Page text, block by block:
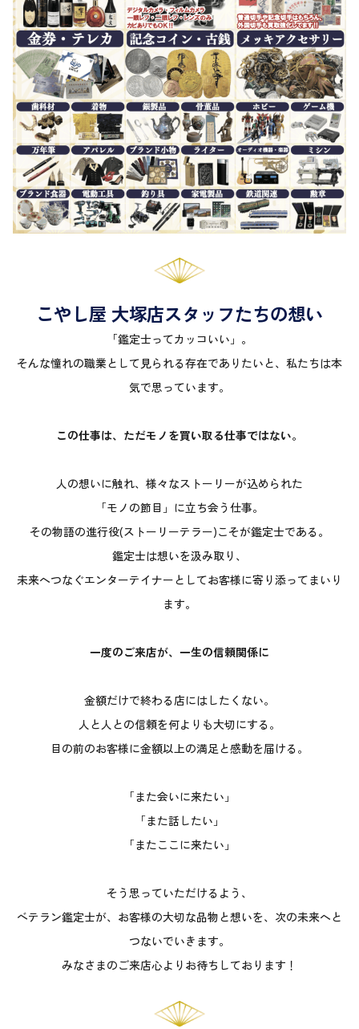
こやし屋 大塚店スタッフたちの想い
「鑑定士ってカッコいい」。
そんな憧れの職業として見られる存在でありたいと、私たちは本
気で思っています。
この仕事は、ただモノを買い取る仕事ではない。
人の想いに触れ、様々なストーリーが込められた
「モノの節目」に立ち会う仕事。
その物語の進行役(ストーリーテラー)こそが鑑定士である。
鑑定士は想いを汲み取り、
未来へつなぐエンターテイナーとしてお客様に寄り添ってまいり
ます。
一度のご来店が、一生の信頼関係に
金額だけで終わる店にはしたくない。
人と人との信頼を何よりも大切にする。
目の前のお客様に金額以上の満足と感動を届ける。
「また会いに来たい」
「また話したい」
「またここに来たい」
そう思っていただけるよう、
ベテラン鑑定士が、お客様の大切な品物と想いを、次の未来へと
つないでいきます。
みなさまのご来店心よりお待ちしております！